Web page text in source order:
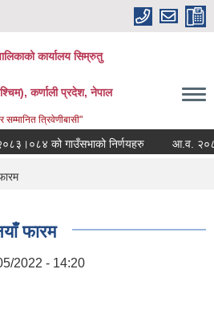
कार्यालय सिम्रुतु
कर्णाली प्रदेश, नेपाल
सम्मानित त्रिवेणीबासी"
आ.व. २०८३।०८४ को गाउँसभाको निर्णयहरु आ.व.
फारम
2022 - 14:20